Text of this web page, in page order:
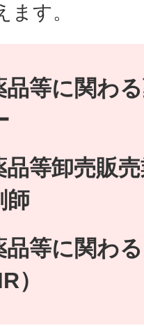
ます。
品等に関わ
品等卸売販
師
品等に関わ
）